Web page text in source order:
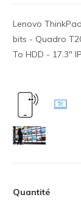
Lenovo
bits - Quadro
To HDD - 17.3"
Quantité